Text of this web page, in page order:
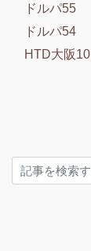
ドルパ55
ドルパ54
HTD大阪10